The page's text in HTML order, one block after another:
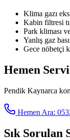
Klima gazı
Kabin filtresi
Park kliması
Yanlış gaz
Gece nöbetçi
Hemen
Pendik Kaynarca
Hemen Ara:
Sık Sorulan